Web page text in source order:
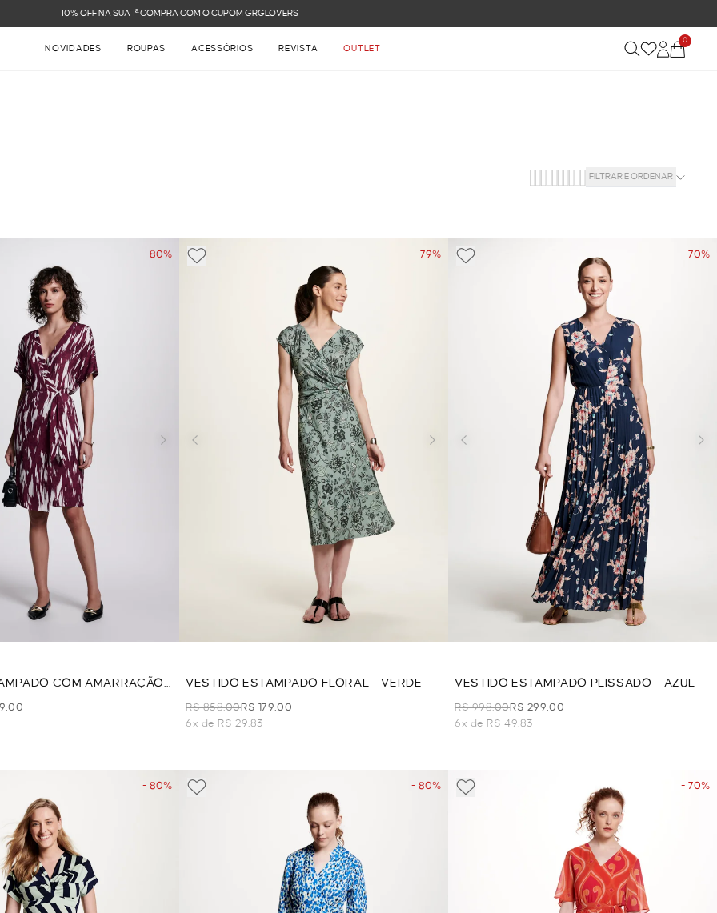
FRETE GRÁTIS NAS COMPRAS ACIMA DE R$ 899
NOVIDADES ROUPAS ACESSÓRIOS REVISTA OUTLET
0
FILTRAR E ORDENAR
- 80%
COM AMARRAÇÃO
- 79%
VESTIDO ESTAMPADO FLORAL - VERDE
R$ 858,00R$ 179,00
6x de R$ 29,83
- 70%
VESTIDO ESTAMPADO PLISSADO - AZUL
R$ 998,00R$ 299,00
6x de R$ 49,83
- 80% - 80% - 70%